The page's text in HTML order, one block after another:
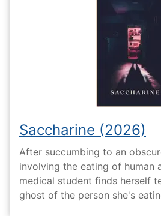
Saccharine (2026)
After succumbing to an
involving the eating of human
medical student finds herself
ghost of the person she's